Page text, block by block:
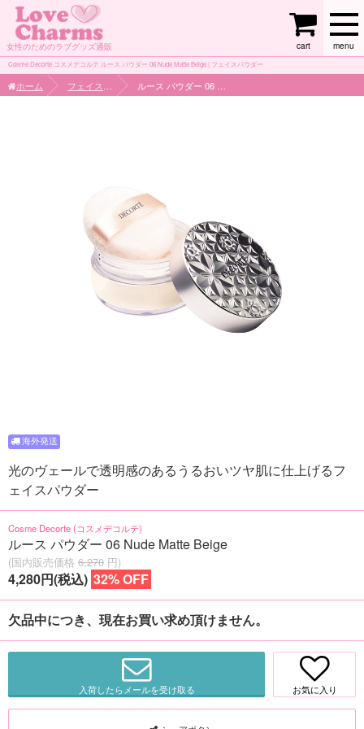
女性のためのラブグッズ通販 menu
cart
Cosme Decorte コスメデコルテ ルース パウダー 06 Nude Matte Beige | フェイスパウダー
ホーム
光のヴェールで透明感のあるうるおいツヤ肌に仕上げるフ
ェイスパウダー
Cosme Decorte (コスメデコルテ)
ルース パウダー 06 Nude Matte Beige
(国内販売価格 6,270 円)
4,280円(税込) 32% OFF
欠品中につき、現在お買い求め頂けません。
入荷したらメールを受け取る お気に入り